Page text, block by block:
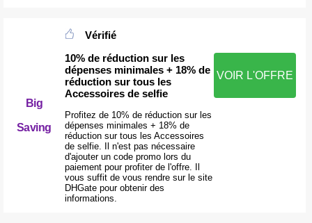
Big
Saving
Vérifié
10% de réduction sur les
dépenses minimales + 18% de
réduction sur tous les
Accessoires de selfie
Profitez de 10% de réduction sur les
dépenses minimales + 18% de
réduction sur tous les Accessoires
de selfie. Il n'est pas nécessaire
d'ajouter un code promo lors du
paiement pour profiter de l'offre. Il
vous suffit de vous rendre sur le site
DHGate pour obtenir des
informations.
VOIR L'OFFRE